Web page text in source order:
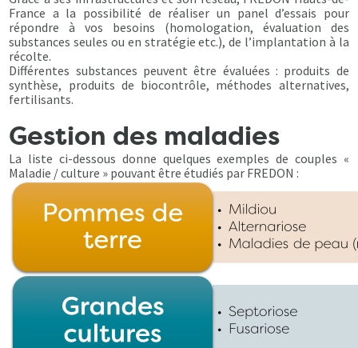
France a la possibilité de réaliser un panel d’essais pour
répondre à vos besoins (homologation, évaluation des
substances seules ou en stratégie etc.), de l’implantation à la
récolte.
Différentes substances peuvent être évaluées : produits de
synthèse, produits de biocontrôle, méthodes alternatives,
fertilisants.
Gestion des maladies
La liste ci-dessous donne quelques exemples de couples «
Maladie / culture » pouvant être étudiés par FREDON :